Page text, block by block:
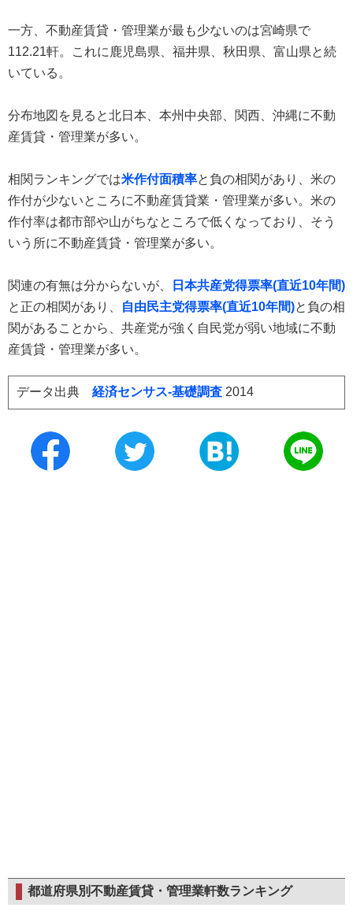
一方、不動産賃貸・管理業が最も少ないのは宮崎県で
112.21軒。これに鹿児島県、福井県、秋田県、富山県と続
いている。
分布地図を見ると北日本、本州中央部、関西、沖縄に不動
産賃貸・管理業が多い。
相関ランキングでは米作付面積率と負の相関があり、米の
作付が少ないところに不動産賃貸業・管理業が多い。米の
作付率は都市部や山がちなところで低くなっており、そう
いう所に不動産賃貸・管理業が多い。
関連の有無は分からないが、
日本共産党得票率(直近10年間)
と正の相関があり、
自由民主党得票率(直近10年間)と負の相
関があることから、共産党が強く自民党が弱い地域に不動
産賃貸・管理業が多い。
データ出典 経済センサス‐基礎調査 2014
都道府県別不動産賃貸・管理業軒数ランキング